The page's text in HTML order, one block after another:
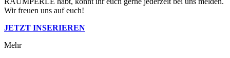
Wir freuen uns auf euch!
JETZT INSERIEREN
Mehr